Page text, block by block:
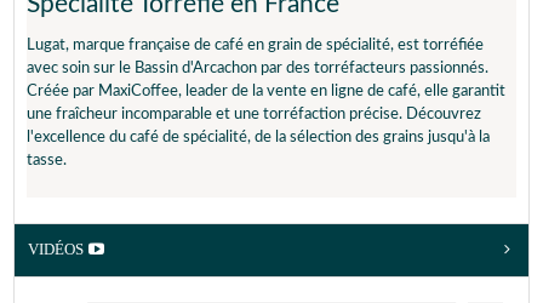
LE PETIT + :
Americano
(~120ml)
Réglage moulin :
Position 2 à 4
Réglage intensité :
3/5
LE PETIT + : En espresso avec une intensité 5 pour plus de texture
et des notes citronées
Lugat, marque française de café en grain de spécialité, est torréfiée
avec soin sur le Bassin d'Arcachon par des torréfacteurs passionnés.
Créée par MaxiCoffee, leader de la vente en ligne de café, elle garantit
une fraîcheur incomparable et une torréfaction précise. Découvrez
l'excellence du café de spécialité, de la sélection des grains jusqu'à la
tasse.
VIDÉOS